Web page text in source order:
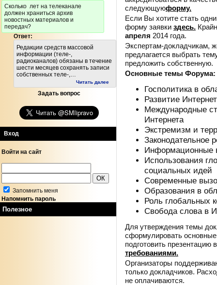
Cколько лет на телеканале
должен храниться архив
новостных материалов и
передач?
Ответ:
Редакции средств массовой
информации (теле-,
радиоканалов) обязаны в течение
шести месяцев сохранять записи
собственных теле-,…
Читать далее
Задать вопрос
Вход
Войти на сайт
Запомнить меня
Напомнить пароль
Полезное
следующуюформу.
Если Вы хотите стать
форму заявки здесь.
апреля 2014 года.
Экспертам-докладчикам,
предлагается выбрать
предложить собственную.
Основные темы Форума:
Госполитика в
Развитие
Международные
Интернета
Экстремизм и
Законодательное
Информационные
Использования
социальных идей
Современные
Образования в
Роль глобальных
Свобода слова в
Для утверждения темы
сформулировать
подготовить презентацию
требованиями.
Организаторы
только докладчиков.
не оплачиваются.